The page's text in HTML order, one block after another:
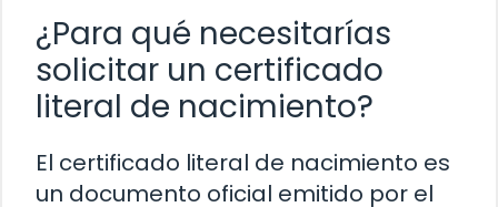
¿Para qué necesitarías
solicitar un certificado
literal de nacimiento?
El certificado literal de nacimiento es
un documento oficial emitido por el